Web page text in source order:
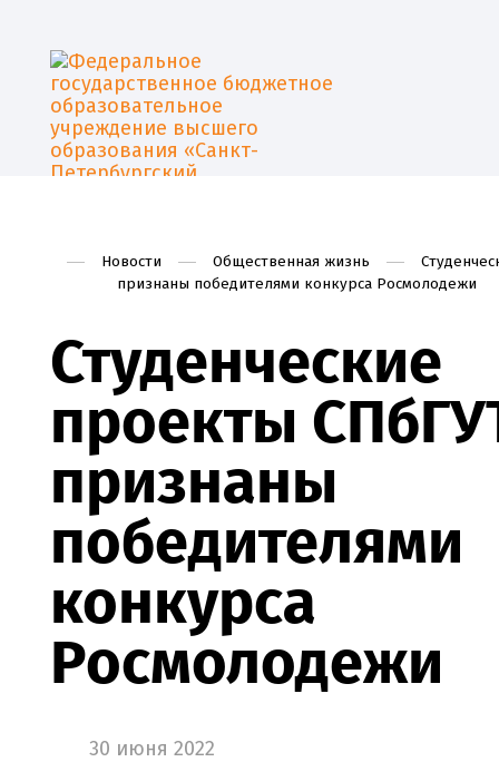
Новости Общественная жизнь
признаны победителями конкурса Росмолодежи
Студенческие
проекты
признаны
победителями
конкурса
Росмолодежи
30 июня 2022